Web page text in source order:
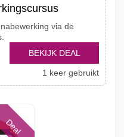
via de
BEKIJK DEAL
1 keer gebruikt
Deal